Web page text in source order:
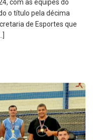
com as equipes do
o título pela décima
de Esportes que